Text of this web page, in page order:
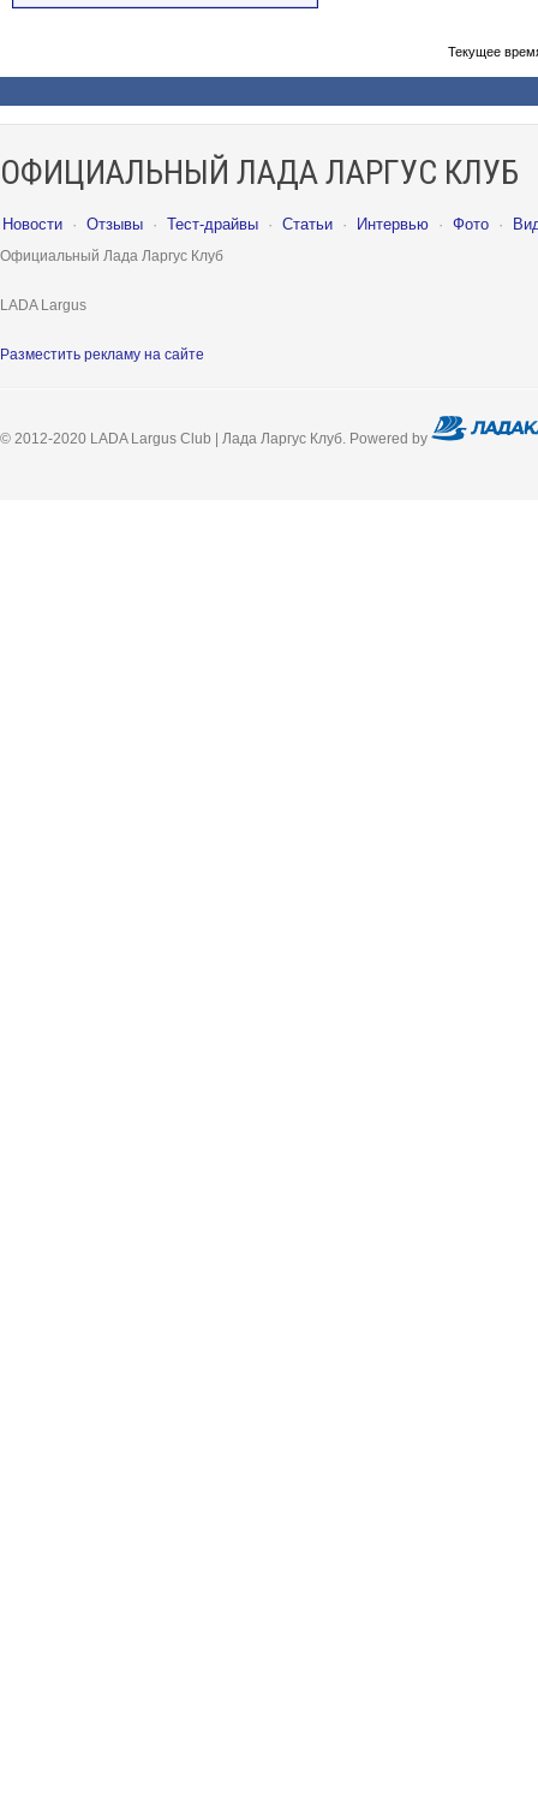
Текущее
ОФИЦИАЛЬНЫЙ ЛАДА ЛАРГУС КЛУБ
Новости · Отзывы · Тест-драйвы · Статьи · Интервью · Фото ·
Официальный Лада Ларгус Клуб
LADA Largus
Разместить рекламу на сайте
© 2012-2020 LADA Largus Club | Лада Ларгус Клуб. Powered by